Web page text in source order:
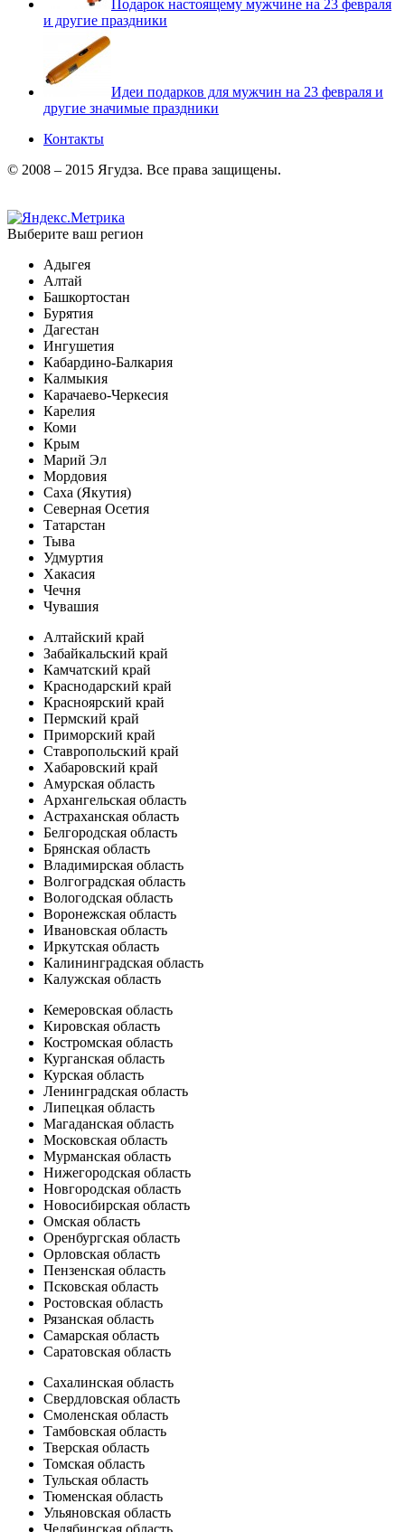
Подарок настоящему мужчине на 23 февраля
и другие праздники
Идеи подарков для мужчин на 23 февраля и
другие значимые праздники
Контакты
© 2008 – 2015 Ягудза. Все права защищены.
Выберите ваш регион
Адыгея
Алтай
Башкортостан
Бурятия
Дагестан
Ингушетия
Кабардино-Балкария
Калмыкия
Карачаево-Черкесия
Карелия
Коми
Крым
Марий Эл
Мордовия
Саха (Якутия)
Северная Осетия
Татарстан
Тыва
Удмуртия
Хакасия
Чечня
Чувашия
Алтайский край
Забайкальский край
Камчатский край
Краснодарский край
Красноярский край
Пермский край
Приморский край
Ставропольский край
Хабаровский край
Амурская область
Архангельская область
Астраханская область
Белгородская область
Брянская область
Владимирская область
Волгоградская область
Вологодская область
Воронежская область
Ивановская область
Иркутская область
Калининградская область
Калужская область
Кемеровская область
Кировская область
Костромская область
Курганская область
Курская область
Ленинградская область
Липецкая область
Магаданская область
Московская область
Мурманская область
Нижегородская область
Новгородская область
Новосибирская область
Омская область
Оренбургская область
Орловская область
Пензенская область
Псковская область
Ростовская область
Рязанская область
Самарская область
Саратовская область
Сахалинская область
Свердловская область
Смоленская область
Тамбовская область
Тверская область
Томская область
Тульская область
Тюменская область
Ульяновская область
Челябинская область